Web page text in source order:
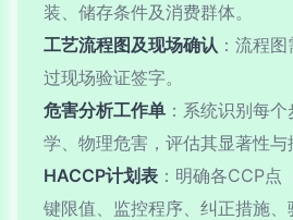
装、储存条件及消费群体。
工艺流程图及现场确认 ：流程
过现场验证签字。
危害分析工作单 ：系统识别每
学、物理危害，评估其显著性与
HACCP计划表 ：明确各CCP点
键限值、监控程序、纠正措施